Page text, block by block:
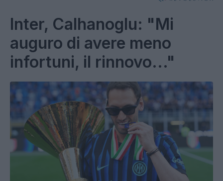
Inter, Calhanoglu: "Mi
auguro di avere meno
infortuni, il rinnovo..."